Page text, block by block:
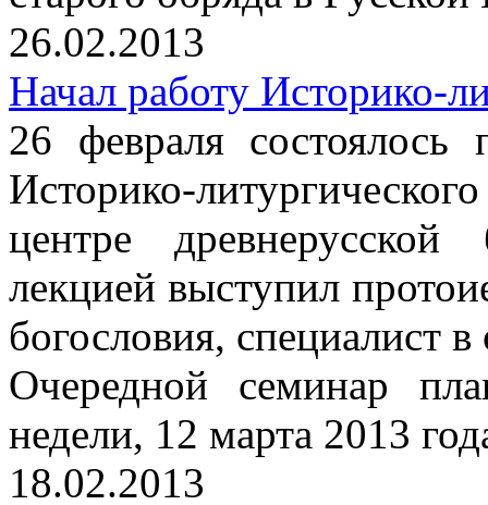
26.02.2013
Начал работу Историко-
26 февраля состоялось
Историко-
центре
лекцией выступил
богословия, специалист
Очередной семинар
недели, 12 марта 2013
18.02.2013